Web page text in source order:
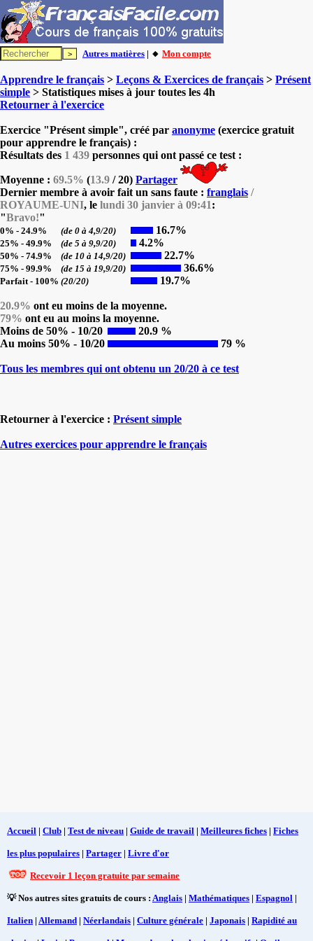
Autres matières | 🔸 Mon compte
Apprendre le français > Leçons & Exercices de français > Présent
simple > Statistiques mises à jour toutes les 4h
Retourner à l'exercice
Exercice "Présent simple", créé par anonyme (exercice gratuit
pour apprendre le français) :
Résultats des 1 439 personnes qui ont passé ce test :
Moyenne : 69.5% (13.9 / 20) Partager
Dernier membre à avoir fait un sans faute : franglais /
ROYAUME-UNI, le lundi 30 janvier à 09:41:
"Bravo!"
0% - 24.9% (de 0 à 4,9/20) 16.7%
25% - 49.9% (de 5 à 9,9/20) 4.2%
50% - 74.9% (de 10 à 14,9/20) 22.7%
75% - 99.9% (de 15 à 19,9/20) 36.6%
Parfait - 100% (20/20) 19.7%
20.9% ont eu moins de la moyenne.
79% ont eu au moins la moyenne.
Moins de 50% - 10/20
20.9 %
Au moins 50% - 10/20
79 %
Tous les membres qui ont obtenu un 20/20 à ce test
Retourner à l'exercice : Présent simple
Autres exercices pour apprendre le français
Accueil | Club | Test de niveau | Guide de travail | Meilleures fiches | Fiches
les plus populaires | Partager | Livre d'or
Recevoir 1 leçon gratuite par semaine
💡 Nos autres sites gratuits de cours : Anglais | Mathématiques | Espagnol |
Italien | Allemand | Néerlandais | Culture générale | Japonais | Rapidité au